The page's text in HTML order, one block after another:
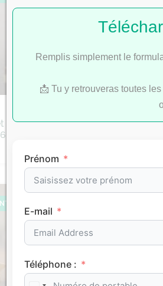
d’ingénieurs post-
Remplis simplement le
📩 Tu y retrouveras toutes les
Prénom
E-mail
Téléphone :